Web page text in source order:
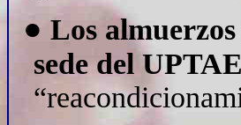
● Los
sede del